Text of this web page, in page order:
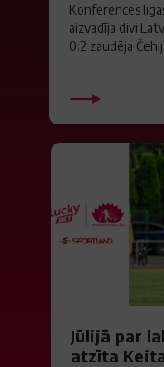
Konferences
aizvadīja divi
0:2 zaudēja
Jūlijā par
atzīta